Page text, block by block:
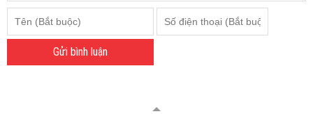
Gửi bình luận